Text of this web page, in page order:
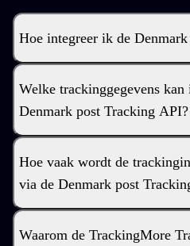
Hoe integreer ik de
Welke trackinggegevens
Denmark post Tracking API?
Hoe vaak wordt de
via de Denmark post
Waarom de TrackingMore